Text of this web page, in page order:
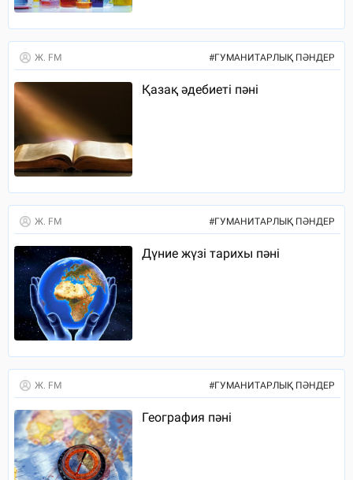
Ж. FM #ГУМАНИТАРЛЫҚ ПӘНДЕР
Қазақ әдебиеті пәні
Ж. FM #ГУМАНИТАРЛЫҚ ПӘНДЕР
Дүние жүзі тарихы пәні
Ж. FM #ГУМАНИТАРЛЫҚ ПӘНДЕР
География пәні